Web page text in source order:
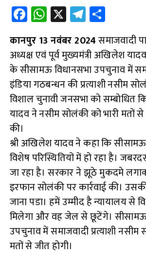
Fa
ce
b
o
o
k
W
h
at
s
A
p
p
X Te
le
gr
a
m
ar
e
कानपुर 13 नवंबर 2024समाजवादी
अध्यक्ष एवं पूर्व मुख्यमंत्री अखिलेश
के सीसामऊ विधानसभा उपचुनाव में
इंडिया गठबन्धन की प्रत्याशी नसीम
विशाल चुनावी जनसभा को सम्बोधित
यादव ने नसीम सोलंकी को भारी मतों
की।
श्री अखिलेश यादव ने कहा कि
विशेष परिस्थितियों में हो रहा है।
जा रहा है। सरकार ने झूठे मुकदमे
इरफान सोलंकी पर कार्रवाई की।
जाना पडा। हमें उम्मीद है न्यायालय से
मिलेगा और वह जेल से छूटेंगे। सीसामऊ
उपचुनाव में समाजवादी प्रत्याशी नसीम
मतों से जीत होगी।